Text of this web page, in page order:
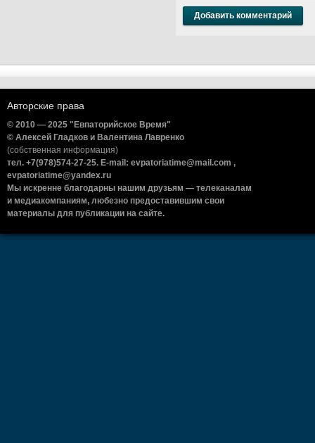
Авторские права
© 2010 — 2025 "Евпаторийское Время"
© Алексей Гладков и Валентина Лавренко
(собственная информация)
тел. +7(978)574-27-25. E-mail: evpatoriatime@mail.com ,
evpatoriatime@yandex.ru
Мы искренне благодарны нашим друзьям — телеканалам
и медиакомпаниям, любезно предоставившим свои
материалы для публикации на сайте.